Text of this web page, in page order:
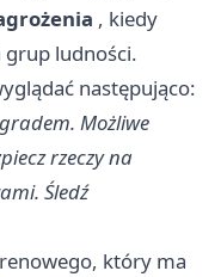
, kiedy
grup ludności.
następująco:
Możliwe
rzeczy na
Śledź
który ma